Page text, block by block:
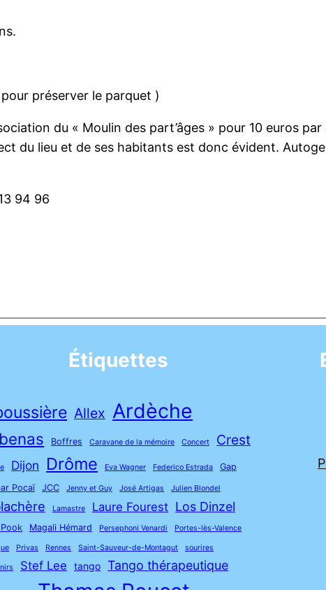
préserver le parquet )
du « Moulin des part’âges » pour 10 euros par
du lieu et de ses habitants est donc évident.
94 96
Étiquettes
Allex Ardèche
Boffres Caravane de la mémoire Concert Crest
Dijon Drôme Eva Wagner Federico Estrada
Gap
Pocaï
JCC Jenny et Guy José Artigas Julien Blondel
Lamastre Laure Fourest Los Dinzel
Magali Hémard Persephoni Venardi Portes-lès-Valence
Privas Rennes Saint-Sauveur-de-Montagut sourires
Stef Lee tango Tango thérapeutique